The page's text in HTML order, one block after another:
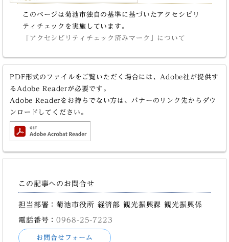
このページは菊池市独自の基準に基づいたアクセシビリ
ティチェックを実施しています。
「アクセシビリティチェック済みマーク」について
PDF形式のファイルをご覧いただく場合には、Adobe社が提供す
るAdobe Readerが必要です。
Adobe Readerをお持ちでない方は、バナーのリンク先からダウ
ンロードしてください。
この記事へのお問合せ
担当部署：菊池市役所 経済部 観光振興課 観光振興係
電話番号：0968-25-7223
お問合せフォーム